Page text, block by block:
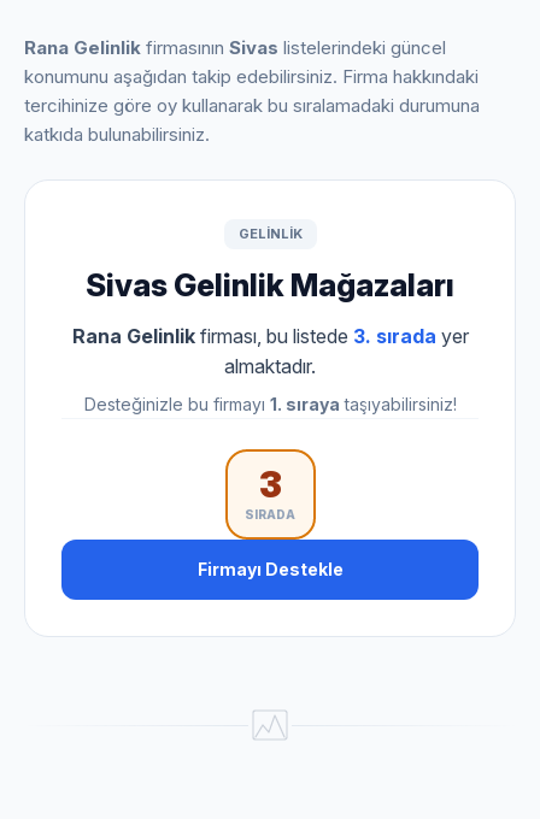
Rana Gelinlik firmasının Sivas listelerindeki güncel
konumunu aşağıdan takip edebilirsiniz. Firma hakkındaki
tercihinize göre oy kullanarak bu sıralamadaki durumuna
katkıda bulunabilirsiniz.
GELINLIK
Sivas Gelinlik Mağazaları
Rana Gelinlikfirması, bu listede 3. sırada yer
almaktadır.
Desteğinizle bu firmayı 1. sıraya taşıyabilirsiniz!
3
SIRADA
Firmayı Destekle